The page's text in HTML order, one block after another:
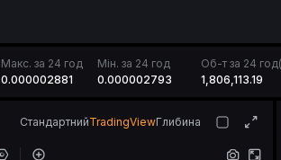
Макс. за 24 год
0.000002881
Мін. за 24 год
0.000002793
Об-т за 24
1,806,113.19
СтандартнийTradingViewГлибина